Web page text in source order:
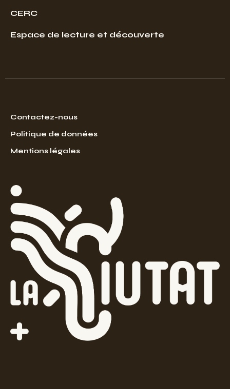
CERC
Espace de lecture et découverte
Contactez-nous
Politique de données
Mentions légales